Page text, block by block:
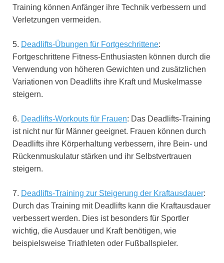
Training können Anfänger ihre Technik verbessern und
Verletzungen vermeiden.
5. Deadlifts-Übungen für Fortgeschrittene:
Fortgeschrittene Fitness-Enthusiasten können durch die
Verwendung von höheren Gewichten und zusätzlichen
Variationen von Deadlifts ihre Kraft und Muskelmasse
steigern.
6. Deadlifts-Workouts für Frauen: Das Deadlifts-Training
ist nicht nur für Männer geeignet. Frauen können durch
Deadlifts ihre Körperhaltung verbessern, ihre Bein- und
Rückenmuskulatur stärken und ihr Selbstvertrauen
steigern.
7. Deadlifts-Training zur Steigerung der Kraftausdauer:
Durch das Training mit Deadlifts kann die Kraftausdauer
verbessert werden. Dies ist besonders für Sportler
wichtig, die Ausdauer und Kraft benötigen, wie
beispielsweise Triathleten oder Fußballspieler.